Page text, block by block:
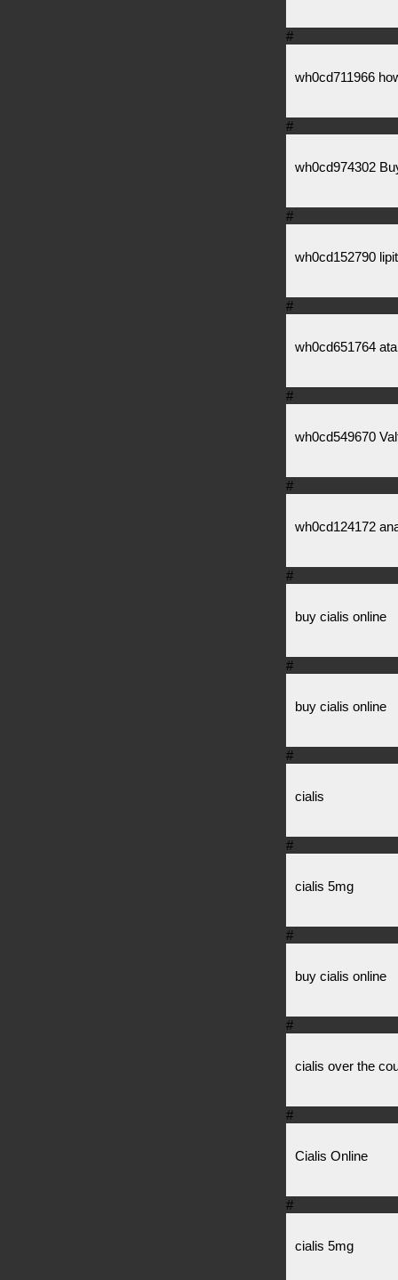
#
wh0cd711966
#
wh0cd974302
#
wh0cd152790
#
wh0cd651764
#
wh0cd549670
#
wh0cd124172
#
buy cialis online
#
buy cialis online
#
cialis
#
cialis 5mg
#
buy cialis online
#
cialis over the
#
Cialis Online
#
cialis 5mg